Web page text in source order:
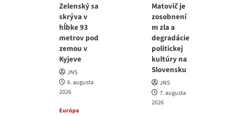
Zelenský sa
skrýva v
hĺbke 93
metrov pod
zemou v
Kyjeve
JNS
6. augusta
2026
Európa
Matovič je
zosobnení
m zla a
degradácie
politickej
kultúry na
Slovensku
JNS
7. augusta
2026